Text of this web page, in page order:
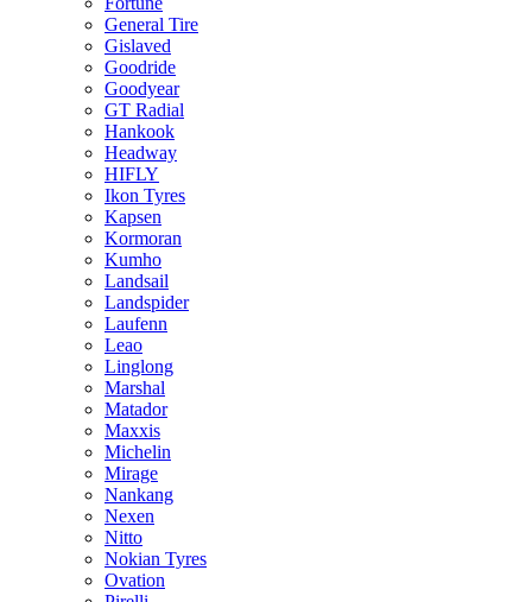
General Tire
Gislaved
Goodride
Goodyear
GT Radial
Hankook
Headway
HIFLY
Ikon Tyres
Kapsen
Kormoran
Kumho
Landsail
Landspider
Laufenn
Leao
Linglong
Marshal
Matador
Maxxis
Michelin
Mirage
Nankang
Nexen
Nitto
Nokian Tyres
Ovation